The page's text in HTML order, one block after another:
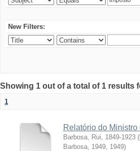
New Filters:
Showing 1 out of a total of 1 results
1
Relatório do
Barbosa, Rui, 1849-1923 (
Barbosa, 1949, 1949)